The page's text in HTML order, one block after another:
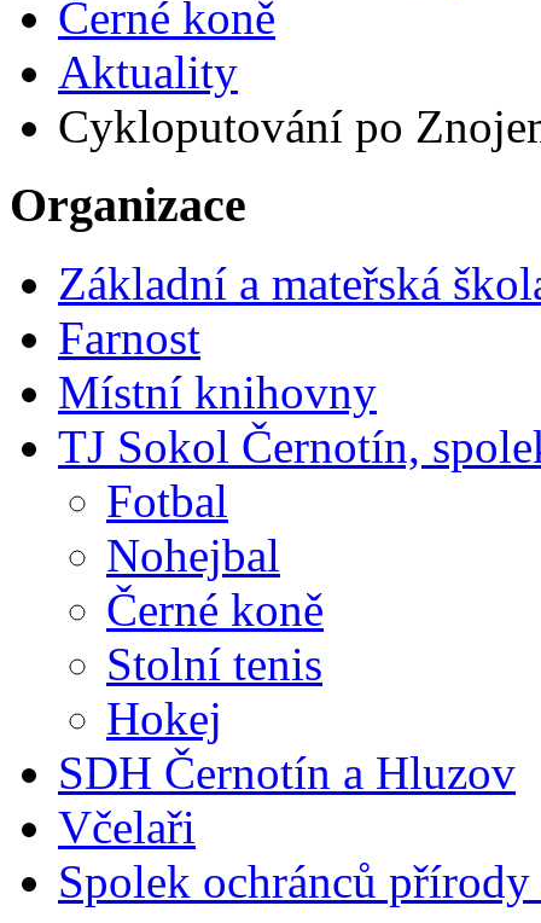
Černé koně
Aktuality
Cykloputování po
Organizace
Základní a mateřská
Farnost
Místní knihovny
TJ Sokol Černotín,
Fotbal
Nohejbal
Černé koně
Stolní tenis
Hokej
SDH Černotín a Hluzov
Včelaři
Spolek ochránců